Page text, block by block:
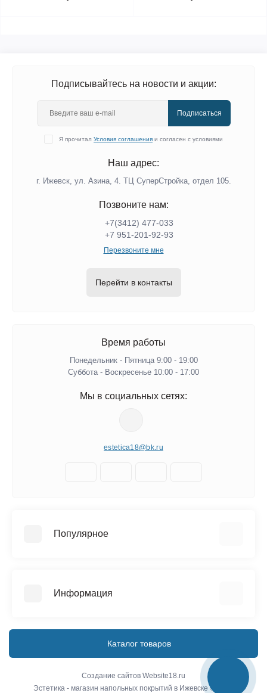
Подписывайтесь на новости и акции:
Подписаться
Я прочитал Условия соглашения и согласен с условиями
Наш адрес:
г. Ижевск, ул. Азина, 4. ТЦ СуперСтройка, отдел 105.
Позвоните нам:
+7(3412) 477-033
+7 951-201-92-93
Перезвоните мне
Перейти в контакты
Время работы
Понедельник - Пятница 9:00 - 19:00
Суббота - Воскресенье 10:00 - 17:00
Мы в социальных сетях:
estetica18@bk.ru
Популярное
Сантехника
Информация
Условия соглашения
Связаться с нами
Каталог товаров
Создание сайтов Website18.ru
Эстетика - магазин напольных покрытий в Ижевске © 2026